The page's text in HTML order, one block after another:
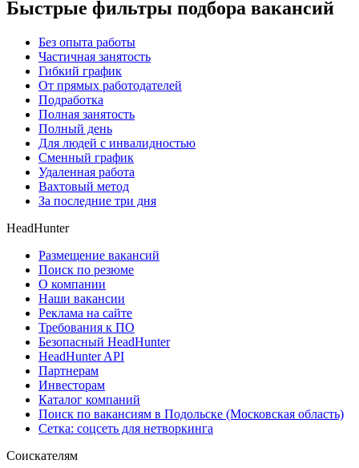
Быстрые фильтры подбора вакансий
Без опыта работы
Частичная занятость
Гибкий график
От прямых работодателей
Подработка
Полная занятость
Полный день
Для людей с инвалидностью
Сменный график
Удаленная работа
Вахтовый метод
За последние три дня
HeadHunter
Размещение вакансий
Поиск по резюме
О компании
Наши вакансии
Реклама на сайте
Требования к ПО
Безопасный HeadHunter
HeadHunter API
Партнерам
Инвесторам
Каталог компаний
Поиск по вакансиям в Подольске (Московская область)
Сетка: соцсеть для нетворкинга
Соискателям